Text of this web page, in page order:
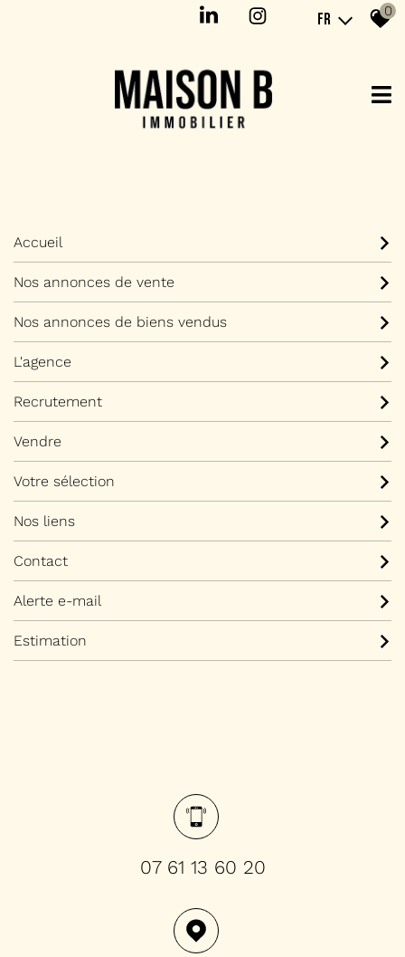
FR 0
Accueil
Nos annonces de vente
Nos annonces de biens vendus
L'agence
Recrutement
Vendre
Votre sélection
Nos liens
Contact
Alerte e-mail
Estimation
07 61 13 60 20